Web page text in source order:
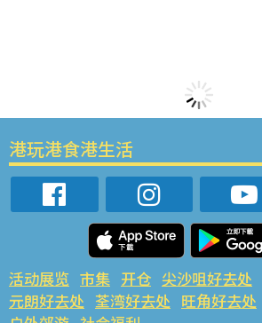
港玩港食港生活
活动展览 市集 开仓 尖沙咀好去处
元朗好去处 荃湾好去处 旺角好去处